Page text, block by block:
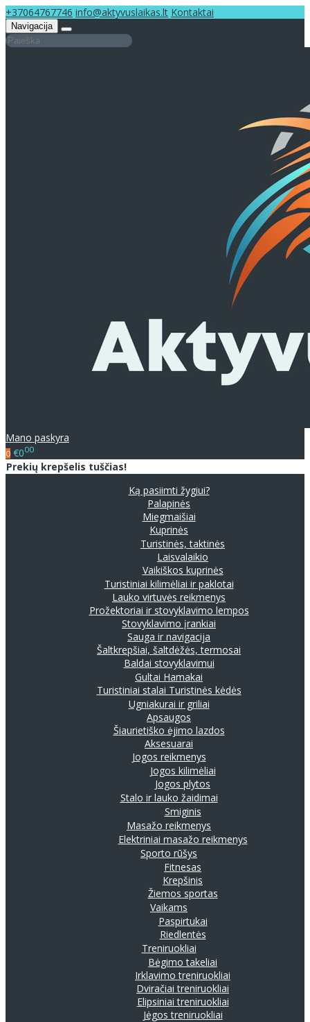
+37064767746 info@aktyvuslaikas.lt Kontaktai
Navigacija
Mano paskyra
0 €000
Prekių krepšelis tuščias!
Ką pasiimti žygiui?
Palapinės
Miegmaišiai
Kuprinės
Turistinės, taktinės
Laisvalaikio
Vaikiškos kuprinės
Turistiniai kilimėliai ir paklotai
Lauko virtuvės reikmenys
Prožektoriai ir stovyklavimo lempos
Stovyklavimo įrankiai
Sauga ir navigacija
Šaltkrepšiai, šaltdėžės, termosai
Baldai stovyklavimui
Gultai Hamakai
Turistiniai stalai Turistinės kėdės
Ugniakurai ir griliai
Apsaugos
Šiaurietiško ėjimo lazdos
Aksesuarai
Jogos reikmenys
Jogos kilimėliai
Jogos plytos
Stalo ir lauko žaidimai
Smiginis
Masažo reikmenys
Elektriniai masažo reikmenys
Sporto rūšys
Fitnesas
Krepšinis
Žiemos sportas
Vaikams
Paspirtukai
Riedlentės
Treniruokliai
Bėgimo takeliai
Irklavimo treniruokliai
Dviračiai treniruokliai
Elipsiniai treniruokliai
Jėgos treniruokliai